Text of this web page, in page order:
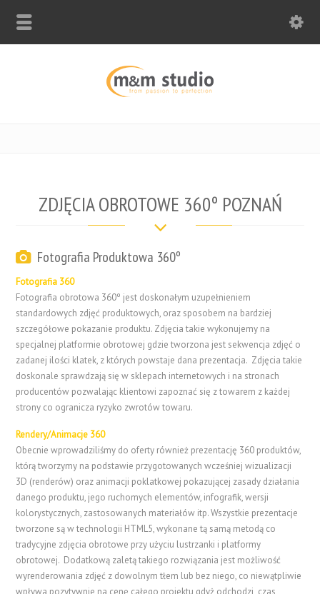
ZDJĘCIA OBROTOWE 360º POZNAŃ
Fotografia Produktowa 360º
Fotografia 360
Fotografia obrotowa 360º jest doskonałym uzupełnieniem
standardowych zdjęć produktowych, oraz sposobem na bardziej
szczegółowe pokazanie produktu. Zdjęcia takie wykonujemy na
specjalnej platformie obrotowej gdzie tworzona jest sekwencja zdjęć o
zadanej ilości klatek, z których powstaje dana prezentacja. Zdjęcia takie
doskonale sprawdzają się w sklepach internetowych i na stronach
producentów pozwalając klientowi zapoznać się z towarem z każdej
strony co ogranicza ryzyko zwrotów towaru.
Rendery/Animacje 360
Obecnie wprowadziliśmy do oferty również prezentację 360 produktów,
którą tworzymy na podstawie przygotowanych wcześniej wizualizacji
3D (renderów) oraz animacji poklatkowej pokazującej zasady działania
danego produktu, jego ruchomych elementów, infografik, wersji
kolorystycznych, zastosowanych materiałów itp. Wszystkie prezentacje
tworzone są w technologii HTML5, wykonane tą samą metodą co
tradycyjne zdjęcia obrotowe przy użyciu lustrzanki i platformy
obrotowej. Dodatkową zaletą takiego rozwiązania jest możliwość
wyrenderowania zdjęć z dowolnym tłem lub bez niego, co niewątpliwie
wpływa pozytywnie na cenę całego projektu gdyż odchodzi czas